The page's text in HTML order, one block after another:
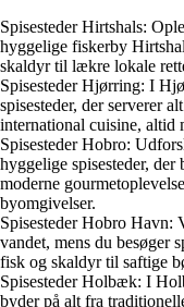
Spisesteder Hirtshals:
hyggelige fiskerby
skaldyr til lækre lokale
Spisesteder Hjørring: I
spisesteder, der serverer
international cuisine, altid
Spisesteder Hobro:
hyggelige spisesteder,
moderne
byomgivelser.
Spisesteder Hobro Havn:
vandet, mens du besøger
fisk og skaldyr til saftige
Spisesteder Holbæk: I
byder på alt fra